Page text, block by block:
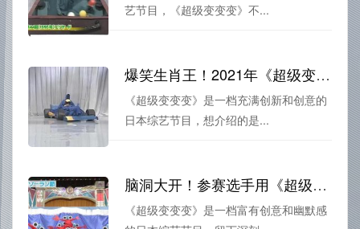
艺节目，《超级变变变》不...
爆笑生肖王！2021年《超级变变变》全新更劲爆，带你领略十二生肖的另类魅力
《超级变变变》是一档充满创新和创意的
日本综艺节目，想介绍的是...
脑洞大开！参赛选手用《超级变变变》打造最炫酷的舞台
《超级变变变》是一档富有创意和幽默感